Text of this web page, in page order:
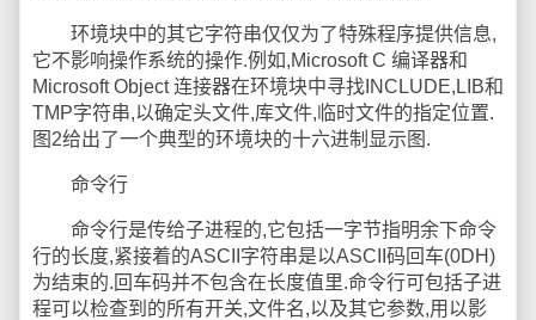
环境块中的其它字符串仅仅为了特殊程序提供信息,
它不影响操作系统的操作.例如,Microsoft C 编译器和
Microsoft Object 连接器在环境块中寻找INCLUDE,LIB和
TMP字符串,以确定头文件,库文件,临时文件的指定位置.
图2给出了一个典型的环境块的十六进制显示图.
命令行
命令行是传给子进程的,它包括一字节指明余下命令
行的长度,紧接着的ASCII字符串是以ASCII码回车(0DH)
为结束的.回车码并不包含在长度值里.命令行可包括子进
程可以检查到的所有开关,文件名,以及其它参数,用以影